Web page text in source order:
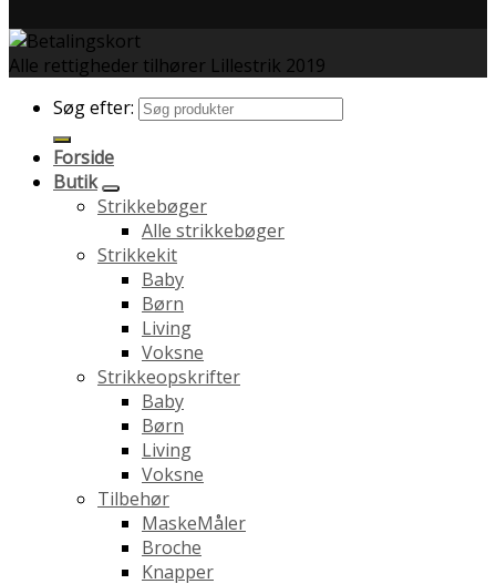
Alle rettigheder tilhører Lillestrik 2019
Søg efter:
Forside
Butik
Strikkebøger
Alle strikkebøger
Strikkekit
Baby
Børn
Living
Voksne
Strikkeopskrifter
Baby
Børn
Living
Voksne
Tilbehør
MaskeMåler
Broche
Knapper